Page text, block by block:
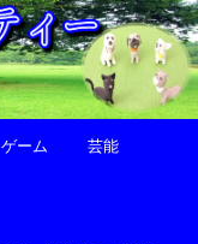
ゲーム 芸能